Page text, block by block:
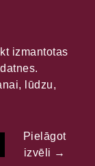
izmantotas
lūdzu,
Pielāgot
izvēli →